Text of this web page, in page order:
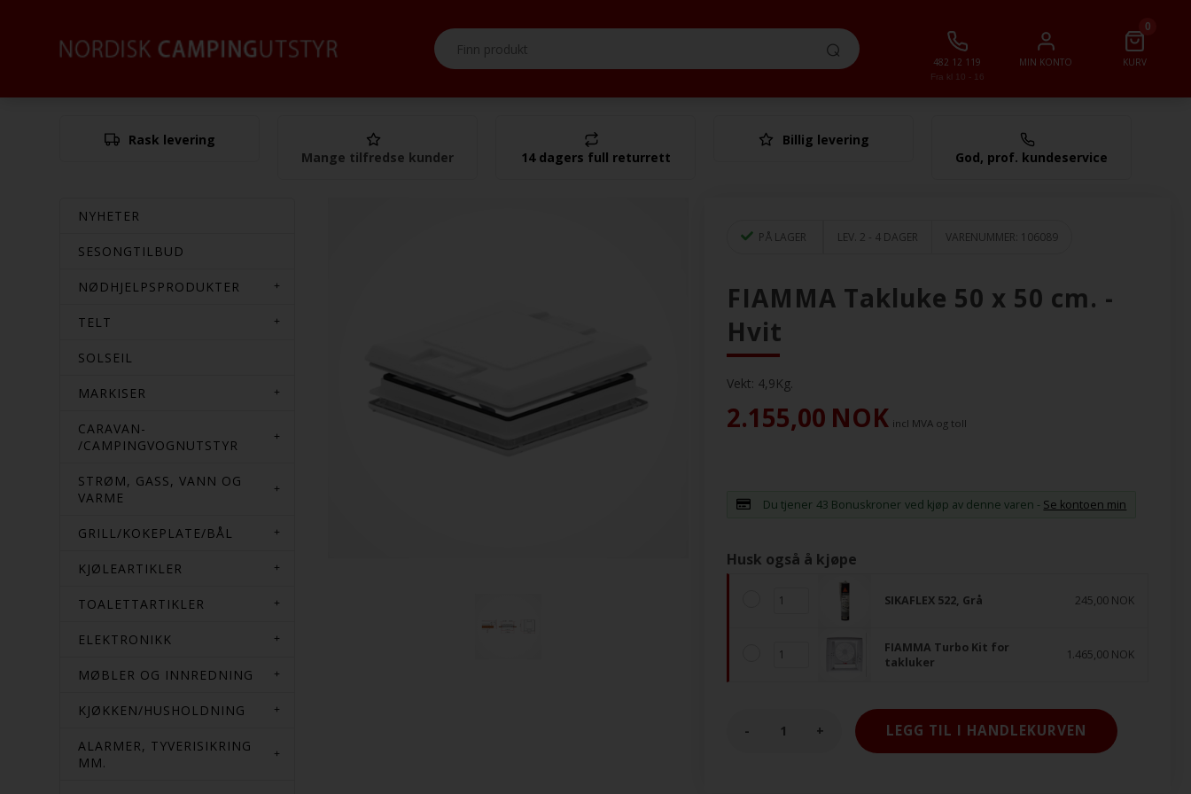
Fra kl 10 - 16
482 12 119 MIN KONTO
0
KURV
I alt
Rask levering
Mange tilfredse kunder
14 dagers full returrett
Billig levering
God, prof. kundeservice
NYHETER
SESONGTILBUD
NØDHJELPSPRODUKTER
TELT
SOLSEIL
MARKISER
CARAVAN-
/CAMPINGVOGNUTSTYR
STRØM, GASS, VANN OG
VARME
GRILL/KOKEPLATE/BÅL
KJØLEARTIKLER
TOALETTARTIKLER
ELEKTRONIKK
MØBLER OG INNREDNING
KJØKKEN/HUSHOLDNING
ALARMER, TYVERISIKRING
MM.
PÅ LAGER LEV. 2 - 4 DAGER VARENUMMER: 106089
FIAMMA Takluke 50 x 50 cm. -
Hvit
Vekt: 4,9Kg.
2.155,00 NOK incl MVA og toll
Du tjener 43 Bonuskroner ved kjøp av denne varen - Se kontoen min
Husk også å kjøpe
SIKAFLEX 522, Grå 245,00 NOK
FIAMMA Turbo Kit for
takluker
1.465,00 NOK
- +